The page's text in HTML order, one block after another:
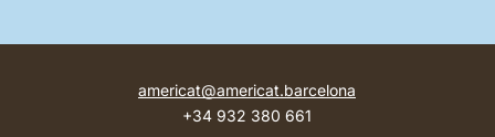
americat@americat.barcelona
+34 932 380 661